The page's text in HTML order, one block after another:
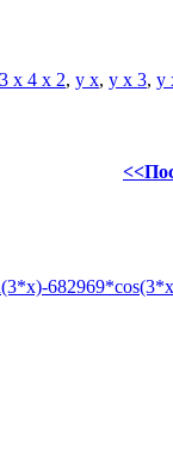
x 4 x 2, y x, y x 3, y